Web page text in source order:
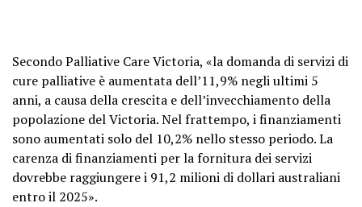
Secondo Palliative Care Victoria, «la domanda di servizi di
cure palliative è aumentata dell’11,9% negli ultimi 5
anni, a causa della crescita e dell’invecchiamento della
popolazione del Victoria. Nel frattempo, i finanziamenti
sono aumentati solo del 10,2% nello stesso periodo. La
carenza di finanziamenti per la fornitura dei servizi
dovrebbe raggiungere i 91,2 milioni di dollari australiani
entro il 2025».